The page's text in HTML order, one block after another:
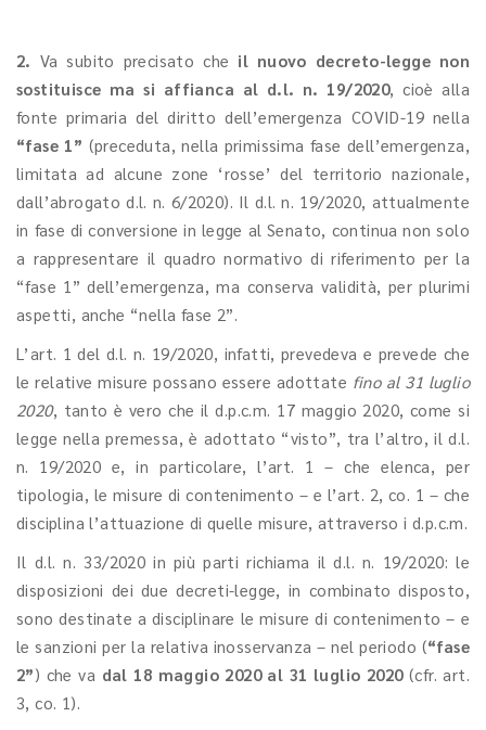
2. Va subito precisato che il nuovo decreto-legge non
sostituisce ma si affianca al d.l. n. 19/2020, cioè alla
fonte primaria del diritto dell’emergenza COVID-19 nella
“fase 1” (preceduta, nella primissima fase dell’emergenza,
limitata ad alcune zone ‘rosse’ del territorio nazionale,
dall’abrogato d.l. n. 6/2020). Il d.l. n. 19/2020, attualmente
in fase di conversione in legge al Senato, continua non solo
a rappresentare il quadro normativo di riferimento per la
“fase 1” dell’emergenza, ma conserva validità, per plurimi
aspetti, anche “nella fase 2”.
L’art. 1 del d.l. n. 19/2020, infatti, prevedeva e prevede che
le relative misure possano essere adottate fino al 31 luglio
2020, tanto è vero che il d.p.c.m. 17 maggio 2020, come si
legge nella premessa, è adottato “visto”, tra l’altro, il d.l.
n. 19/2020 e, in particolare, l’art. 1 – che elenca, per
tipologia, le misure di contenimento – e l’art. 2, co. 1 – che
disciplina l’attuazione di quelle misure, attraverso i d.p.c.m.
Il d.l. n. 33/2020 in più parti richiama il d.l. n. 19/2020: le
disposizioni dei due decreti-legge, in combinato disposto,
sono destinate a disciplinare le misure di contenimento – e
le sanzioni per la relativa inosservanza – nel periodo (“fase
2”) che va dal 18 maggio 2020 al 31 luglio 2020(cfr. art.
3, co. 1).